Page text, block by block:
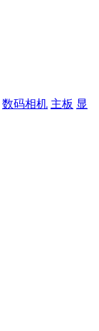
数码相机 主板 显